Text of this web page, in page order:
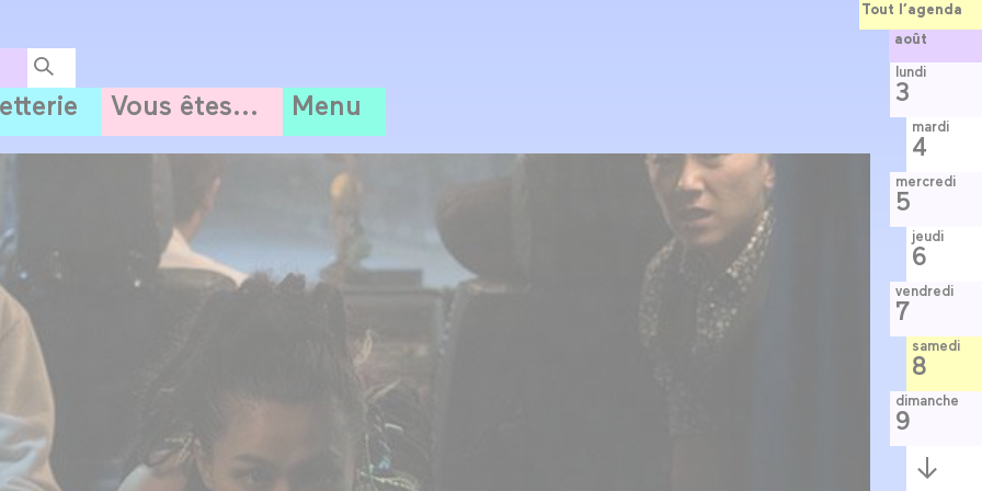
Vous êtes... Menu
Tout l’agenda
août
lundi
3
mardi
4
mercredi
5
jeudi
6
vendredi
7
samedi
8
dimanche
9
Semaine
suivante